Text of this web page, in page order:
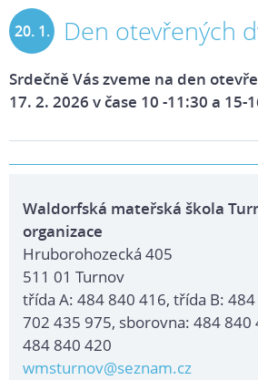
20. 1.
2026
Den otevřených
Srdečně Vás zveme na den
17. 2. 2026 v čase 10 -11:30 a 15-
Waldorfská mateřská škola
organizace
Hruborohozecká 405
511 01 Turnov
třída A: 484 840 416, třída B:
702 435 975, sborovna: 484 840
484 840 420
wmsturnov@seznam.cz